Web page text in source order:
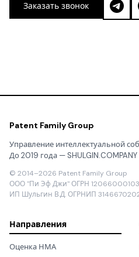
Заказать звонок
Patent Family Group
Управление интеллектуальной
До 2019 года — SHULGIN.COMPANY
© 2014–2026 Patent Family Group
ООО "Пи Эф Джи" ОГРН
ИП Шульгин В.Д. ОГРНИП
Направления
Оценка НМА